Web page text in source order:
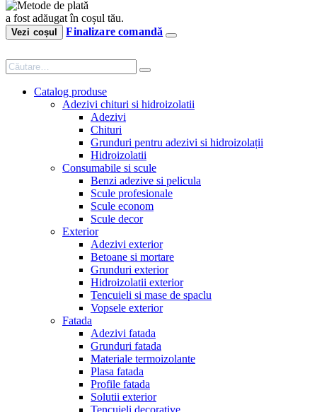
a fost adăugat în coșul tău.
Vezi coșul Finalizare comandă
Catalog produse
Adezivi chituri si hidroizolatii
Adezivi
Chituri
Grunduri pentru adezivi si hidroizolații
Hidroizolatii
Consumabile si scule
Benzi adezive si pelicula
Scule profesionale
Scule econom
Scule decor
Exterior
Adezivi exterior
Betoane si mortare
Grunduri exterior
Hidroizolatii exterior
Tencuieli si mase de spaclu
Vopsele exterior
Fatada
Adezivi fatada
Grunduri fatada
Materiale termoizolante
Plasa fatada
Profile fatada
Solutii exterior
Tencuieli decorative